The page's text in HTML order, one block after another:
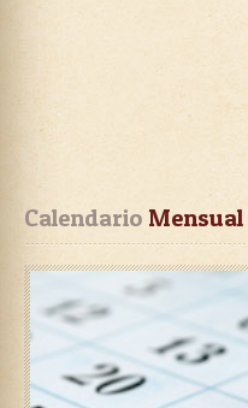
Calendario Mensual